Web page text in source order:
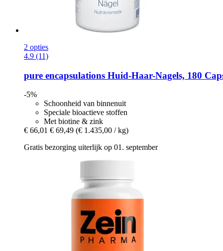
2 opties
4.9 (11)
pure encapsulations Huid-​Haar-​Nagels, 180
-5%
Schoonheid van binnenuit
Speciale bioactieve stoffen
Met biotine & zink
€ 66,01 € 69,49 (€ 1.435,00 / kg)
Gratis bezorging uiterlijk op 01. september